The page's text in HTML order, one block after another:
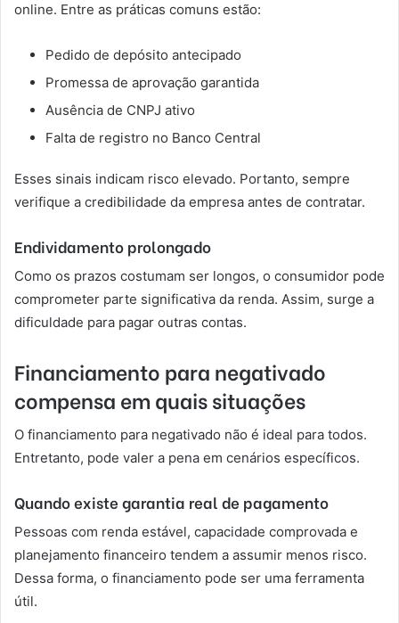
online. Entre as práticas comuns estão:
Pedido de depósito antecipado
Promessa de aprovação garantida
Ausência de CNPJ ativo
Falta de registro no Banco Central
Esses sinais indicam risco elevado. Portanto, sempre
verifique a credibilidade da empresa antes de contratar.
Endividamento prolongado
Como os prazos costumam ser longos, o consumidor pode
comprometer parte significativa da renda. Assim, surge a
dificuldade para pagar outras contas.
Financiamento para negativado
compensa em quais situações
O financiamento para negativado não é ideal para todos.
Entretanto, pode valer a pena em cenários específicos.
Quando existe garantia real de pagamento
Pessoas com renda estável, capacidade comprovada e
planejamento financeiro tendem a assumir menos risco.
Dessa forma, o financiamento pode ser uma ferramenta
útil.